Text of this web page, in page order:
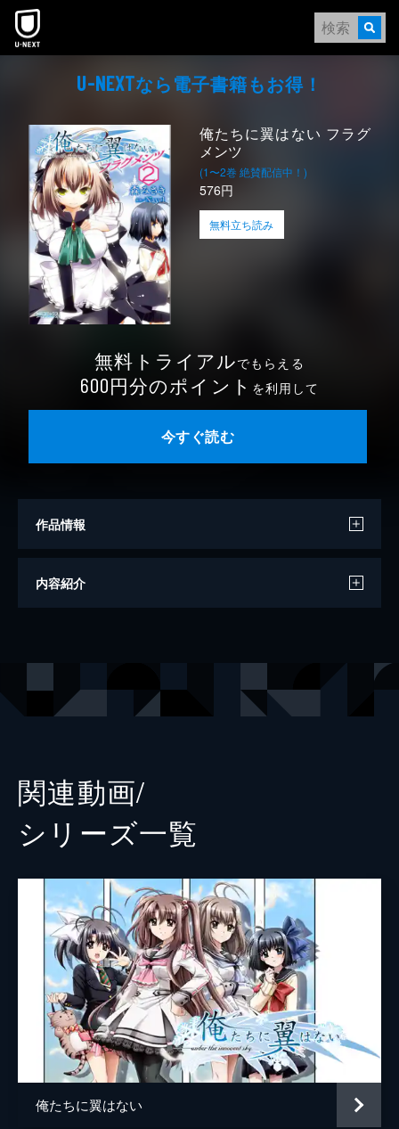
本文へスキップ
U-NEXTなら電⼦書籍もお得！
俺たちに翼はない フラグ
メンツ
(1〜2巻 絶賛配信中！)
576円
無料立ち読み
無料トライアルでもらえる
600円分のポイント を利用して
今すぐ読む
作品情報
著者
レーベル MFコミックス アライブシリーズ
内容紹介
関連動画/
シリーズ⼀覧
俺たちに翼はない